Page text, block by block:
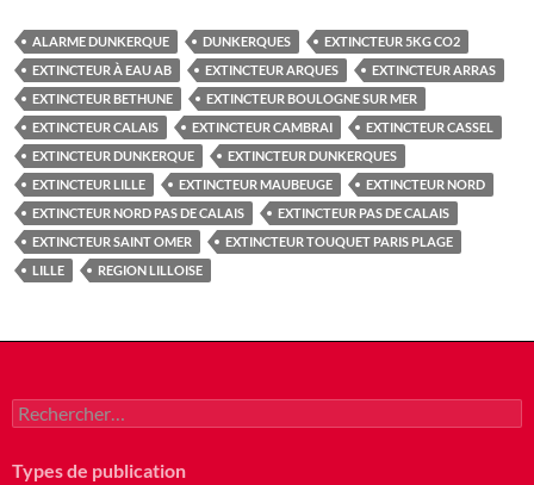
ALARME DUNKERQUE DUNKERQUES
EXTINCTEUR 5KG CO2
EXTINCTEUR À EAU AB
EXTINCTEUR ARQUES
EXTINCTEUR ARRAS
EXTINCTEUR BETHUNE
EXTINCTEUR BOULOGNE SUR MER
EXTINCTEUR CALAIS
EXTINCTEUR CAMBRAI
EXTINCTEUR CASSEL
EXTINCTEUR DUNKERQUE
EXTINCTEUR DUNKERQUES
EXTINCTEUR LILLE
EXTINCTEUR MAUBEUGE
EXTINCTEUR NORD
EXTINCTEUR NORD PAS DE CALAIS
EXTINCTEUR PAS DE CALAIS
EXTINCTEUR SAINT OMER
EXTINCTEUR TOUQUET PARIS PLAGE
LILLE
REGION LILLOISE
Rechercher :
Types de publication